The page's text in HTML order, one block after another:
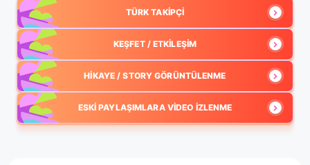
TÜRK TAKIPÇI
KEŞFET / ETKILEŞIM
HIKAYE / STORY GÖRÜNTÜLENME
ESKI PAYLAŞIMLARA VIDEO İZLENME